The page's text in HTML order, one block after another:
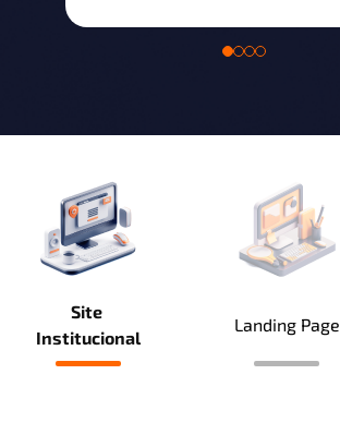
Site
Institucional
Landing Page